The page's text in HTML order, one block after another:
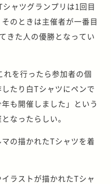
ャツグランプリは1回目
のときは主催者が一番目
きた人の優勝となってい
れを行ったら参加者の個
たり白Tシャツにペンで
も開催しました」という
なったらしい。
の描かれたTシャツを着
ラストが描かれたTシャ